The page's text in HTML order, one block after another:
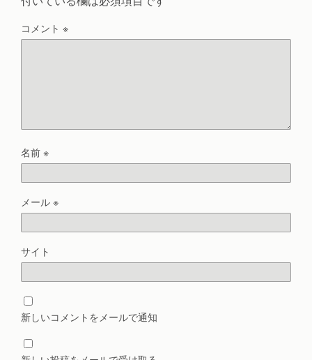
コメント ※
名前※
メール※
サイト
新しいコメントをメールで通知